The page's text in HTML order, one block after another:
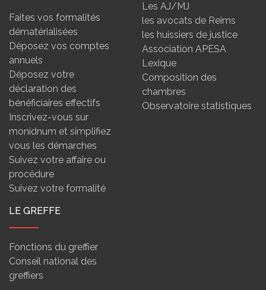
Faites vos formalités
dématérialisées
Déposez vos comptes
annuels
Déposez votre
déclaration des
bénéficiaires effectifs
Inscrivez-vous sur
monidnum et simplifiez
vous les démarches
Suivez votre affaire ou
procédure
Suivez votre formalité
Les AJ/MJ
les avocats de Reims
les huissiers de justice
Association APESA
Lexique
Composition des
chambres
Observatoire statistiques
LE GREFFE
Fonctions du greffier
Conseil national des
greffiers